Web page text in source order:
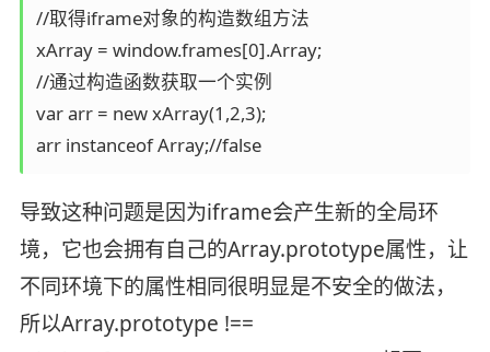
//取得iframe对象的构造数组方法
xArray = window.frames[0].Array;
//通过构造函数获取一个实例
var arr = new xArray(1,2,3);
arr instanceof Array;//false
导致这种问题是因为iframe会产生新的全局环
境，它也会拥有自己的Array.prototype属性，让
不同环境下的属性相同很明显是不安全的做法，
所以Array.prototype !==